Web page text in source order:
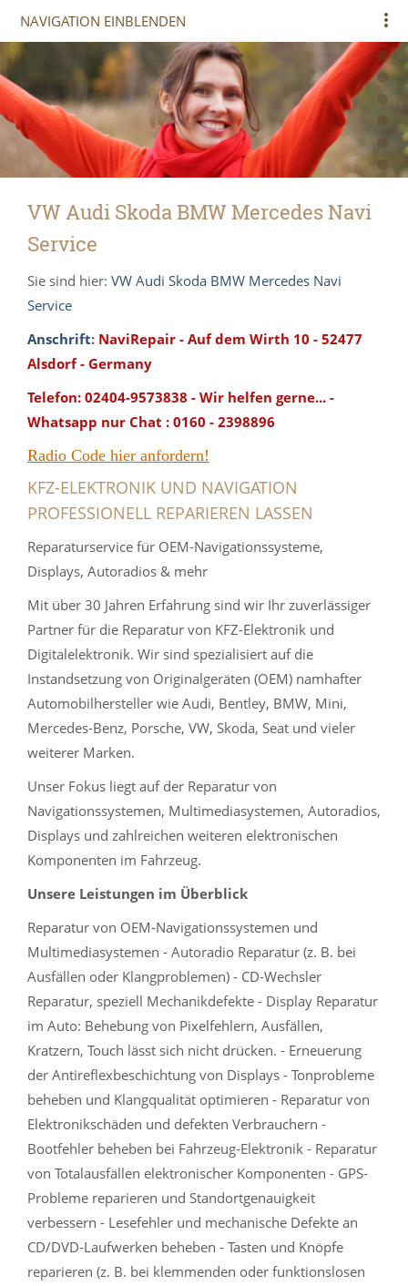
NAVIGATION EINBLENDEN
VW Audi Skoda BMW Mercedes Navi
Service
Sie sind hier: VW Audi Skoda BMW Mercedes Navi
Service
Anschrift: NaviRepair - Auf dem Wirth 10 - 52477
Alsdorf - Germany
Telefon: 02404-9573838 - Wir helfen gerne... -
Whatsapp nur Chat : 0160 - 2398896
Radio Code hier anfordern!
KFZ-ELEKTRONIK UND NAVIGATION
PROFESSIONELL REPARIEREN LASSEN
Reparaturservice für OEM-Navigationssysteme,
Displays, Autoradios & mehr
Mit über 30 Jahren Erfahrung sind wir Ihr zuverlässiger
Partner für die Reparatur von KFZ-Elektronik und
Digitalelektronik. Wir sind spezialisiert auf die
Instandsetzung von Originalgeräten (OEM) namhafter
Automobilhersteller wie Audi, Bentley, BMW, Mini,
Mercedes-Benz, Porsche, VW, Skoda, Seat und vieler
weiterer Marken.
Unser Fokus liegt auf der Reparatur von
Navigationssystemen, Multimediasystemen, Autoradios,
Displays und zahlreichen weiteren elektronischen
Komponenten im Fahrzeug.
Unsere Leistungen im Überblick
Reparatur von OEM-Navigationssystemen und
Multimediasystemen - Autoradio Reparatur (z. B. bei
Ausfällen oder Klangproblemen) - CD-Wechsler
Reparatur, speziell Mechanikdefekte - Display Reparatur
im Auto: Behebung von Pixelfehlern, Ausfällen,
Kratzern, Touch lässt sich nicht drücken. - Erneuerung
der Antireflexbeschichtung von Displays - Tonprobleme
beheben und Klangqualität optimieren - Reparatur von
Elektronikschäden und defekten Verbrauchern -
Bootfehler beheben bei Fahrzeug-Elektronik - Reparatur
von Totalausfällen elektronischer Komponenten - GPS-
Probleme reparieren und Standortgenauigkeit
verbessern - Lesefehler und mechanische Defekte an
CD/DVD-Laufwerken beheben - Tasten und Knöpfe
reparieren (z. B. bei klemmenden oder funktionslosen